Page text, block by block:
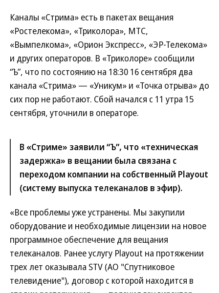
Каналы «Стрима» есть в пакетах вещания
«Ростелекома», «Триколора», МТС,
«Вымпелкома», «Орион Экспресс», «ЭР-Телекома»
и других операторов. В «Триколоре» сообщили
“Ъ”, что по состоянию на 18:30 16 сентября два
канала «Стрима» — «Уникум» и «Точка отрыва» до
сих пор не работают. Сбой начался с 11 утра 15
сентября, уточнили в операторе.
В «Стриме» заявили “Ъ”, что «техническая
задержка» в вещании была связана с
переходом компании на собственный Playоut
(систему выпуска телеканалов в эфир).
«Все проблемы уже устранены. Мы закупили
оборудование и необходимые лицензии на новое
программное обеспечение для вещания
телеканалов. Ранее услугу Playоut на протяжении
трех лет оказывала STV (АО "Спутниковое
телевидение"), договор с которой находится в